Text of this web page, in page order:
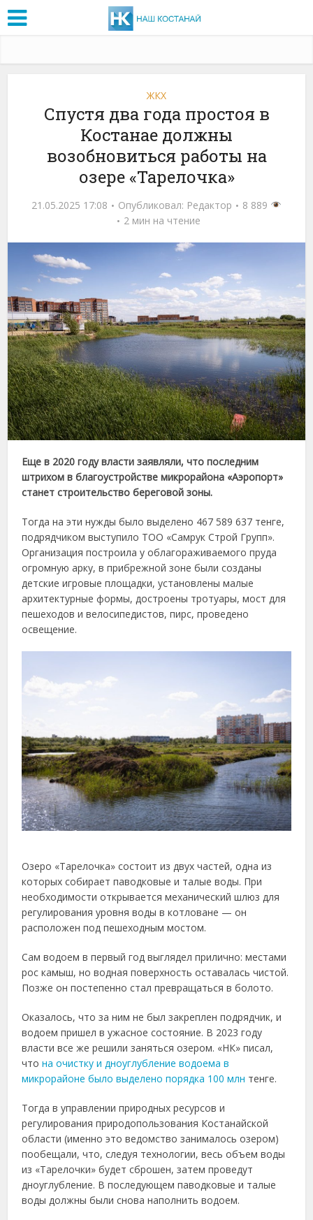
ЖКХ
Спустя два года простоя в
Костанае должны
возобновиться работы на
озере «Тарелочка»
21.05.2025 17:08 Опубликовал: Редактор
8 889
2 мин на чтение
Ещев 2020годувластизаявляли,чтопоследним
штрихомвблагоустройствемикрорайона «Аэропорт»
станетстроительствобереговойзоны.
Тогданаэтинуждыбыловыделено 467 589637 тенге,
подрядчикомвыступило ТОО «СамрукСтрой Групп».
Организацияпостроилауоблагораживаемогопруда
огромнуюарку,вприбрежнойзонебылисозданы
детскиеигровыеплощадки,установленымалые
архитектурныеформы,достроены тротуары,мостдля
пешеходовивелосипедистов,пирс,проведено
освещение.
Озеро «Тарелочка»состоитиздвухчастей,однаиз
которыхсобираетпаводковыеи талыеводы. При
необходимостиоткрываетсямеханическийшлюздля
регулированияуровняводывкотловане —он
расположенподпешеходныммостом.
Самводоемвпервыйгодвыгляделприлично:местами
роскамыш,новоднаяповерхностьоставаласьчистой.
Позжеонпостепенносталпревращатьсявболото.
Оказалось,чтозанимнебылзакрепленподрядчик,и
водоемпришелвужасноесостояние. В 2023году
властивсежерешилизанятьсяозером. «НК»писал,
чтонаочисткуидноуглублениеводоемав
микрорайонебыловыделенопорядка 100млн тенге.
Тогдав управленииприродныхресурсови
регулированияприродопользования Костанайской
области (именноэтоведомствозанималосьозером)
пообещали,что,следуя технологии,весьобъемводы
из «Тарелочки»будетсброшен,затемпроведут
дноуглубление. Впоследующемпаводковыеи талые
водыдолжныбылиснованаполнитьводоем.